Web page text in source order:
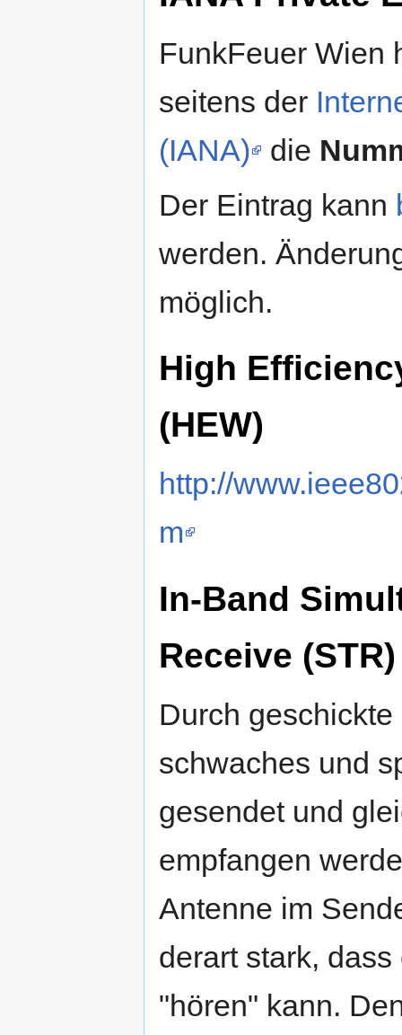
FunkFeuer Wien
seitens der
(IANA)
die
Der Eintrag kann
werden.
möglich.
High
(HEW)
http://
m
In-Band
Receive (STR)
Durch
schwaches und
gesendet und
empfangen
Antenne im
derart stark,
"hören" kann.